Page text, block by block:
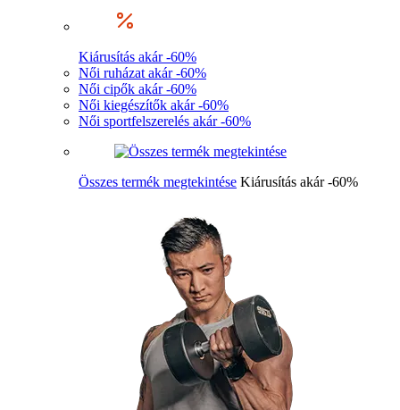
Kiárusítás akár -60%
Női ruházat akár -60%
Női cipők akár -60%
Női kiegészítők akár -60%
Női sportfelszerelés akár -60%
Összes termék megtekintése Kiárusítás akár -60%